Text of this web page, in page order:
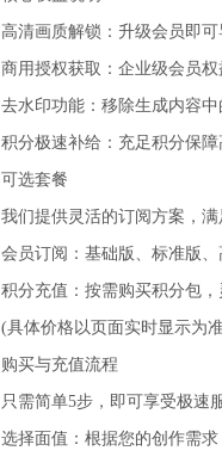
高清画质解锁：升级会员即
商用授权获取：企业级会员
去水印功能：移除生成内容
积分极速补给：充足积分保
可选套餐
我们提供灵活的订阅方案，满
会员订阅：基础版、标准版
积分充值：按需购买积分包，
(具体价格以页面实时显示为
购买与充值流程
只需简单5步，即可享受极速
选择面值：根据您的创作需